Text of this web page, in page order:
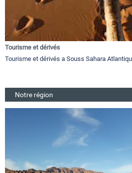
Tourisme et dérivés
Tourisme et dérivés a Souss Sahara
Notre région